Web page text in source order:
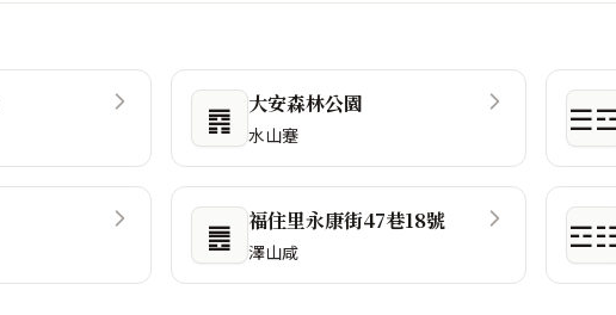
䷴ 大安森林公園
水山蹇
䷌ 福住里永康街47巷18號
澤山咸